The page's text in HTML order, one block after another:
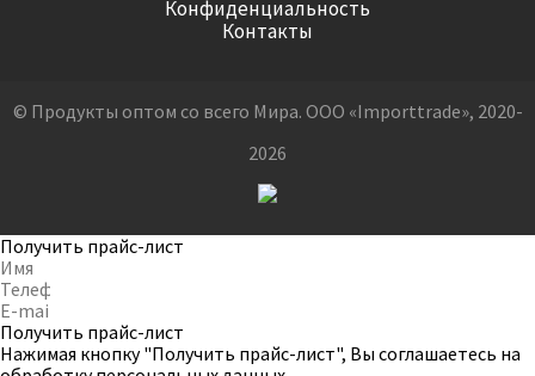
Конфиденциальность
Контакты
© Продукты оптом со всего Мира. ООО «Importtrade», 2020-
2026
Получить прайс-лист
Получить прайс-лист
Нажимая кнопку "Получить прайс-лист", Вы соглашаетесь на